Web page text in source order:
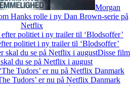
Morgan
Hanks rolle i ny Dan Brown-serie på
Netflix
politiet i ny trailer til ‘Blodsoffer’
Disse film
du se på Netflix i august
Tudors’ er nu på Netflix Danmark